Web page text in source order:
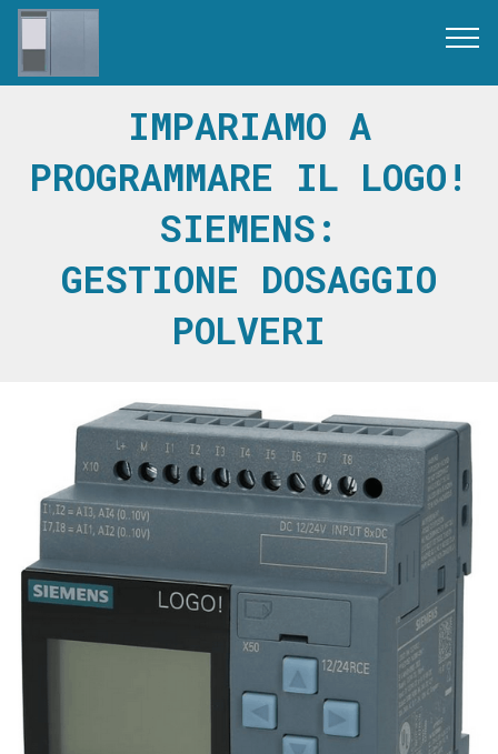
IMPARIAMO A
PROGRAMMARE IL LOGO!
SIEMENS:
GESTIONE DOSAGGIO
POLVERI